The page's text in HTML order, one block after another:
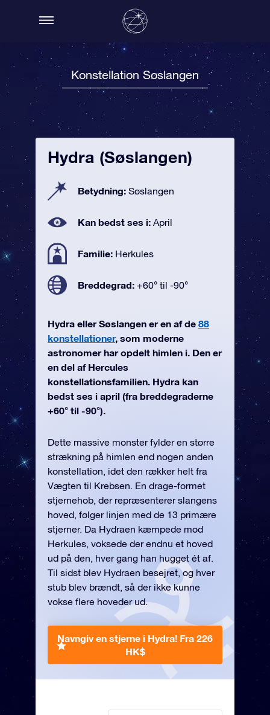
Konstellation Søslangen
Hydra (Søslangen)
Betydning: Søslangen
Kan bedst ses i: April
Familie: Herkules
Breddegrad: +60° til -90°
Hydra eller Søslangen er en af de 88
konstellationer, som moderne
astronomer har opdelt himlen i. Den er
en del af Hercules
konstellationsfamilien. Hydra kan
bedst ses i april (fra breddegraderne
+60° til -90°).
Dette massive monster fylder en større
strækning på himlen end nogen anden
konstellation, idet den rækker helt fra
Vægten til Krebsen. En drage-formet
stjernehob, der repræsenterer slangens
hoved, følger linjen med de 13 primære
stjerner. Da Hydraen kæmpede mod
Herkules, voksede der endnu et hoved
ud på den, hver gang han hugget ét af.
Til sidst blev Hydraen besejret, og hver
stub blev brændt, så der ikke kunne
vokse flere hoveder ud.
Navngiv en stjerne i Hydra! Fra 226
HK$